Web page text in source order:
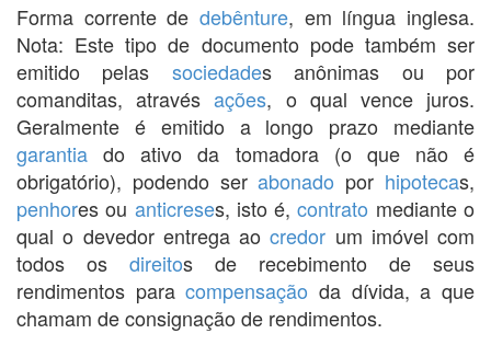
Forma corrente de debênture, em língua inglesa.
Nota: Este tipo de documento pode também ser
emitido pelas sociedades anônimas ou por
comanditas, atravésações, o qual vence juros.
Geralmente é emitido a longo prazo mediante
garantia do ativo da tomadora (o que não é
obrigatório), podendo serabonado por hipotecas,
penhores ou anticreses, isto é,contrato mediante o
qual o devedor entrega aocredor um imóvel com
todos os direitos de recebimento de seus
rendimentos paracompensação da dívida, a que
chamam de consignação de rendimentos.